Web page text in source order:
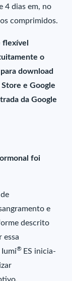
4 dias em, no
comprimidos.
flexível
o
download
e Google
da Google
foi
e
descrito
essa
Iumi® ES inicia-